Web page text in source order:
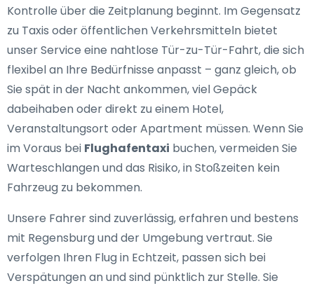
Kontrolle über die Zeitplanung beginnt. Im Gegensatz
zu Taxis oder öffentlichen Verkehrsmitteln bietet
unser Service eine nahtlose Tür-zu-Tür-Fahrt, die sich
flexibel an Ihre Bedürfnisse anpasst – ganz gleich, ob
Sie spät in der Nacht ankommen, viel Gepäck
dabeihaben oder direkt zu einem Hotel,
Veranstaltungsort oder Apartment müssen. Wenn Sie
im Voraus bei Flughafentaxi buchen, vermeiden Sie
Warteschlangen und das Risiko, in Stoßzeiten kein
Fahrzeug zu bekommen.
Unsere Fahrer sind zuverlässig, erfahren und bestens
mit Regensburg und der Umgebung vertraut. Sie
verfolgen Ihren Flug in Echtzeit, passen sich bei
Verspätungen an und sind pünktlich zur Stelle. Sie